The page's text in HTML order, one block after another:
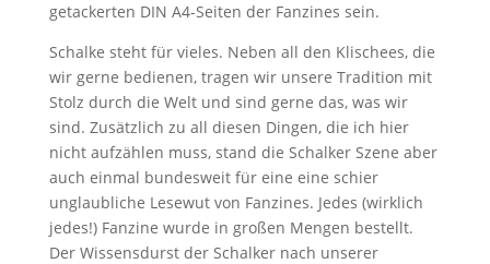
getackerten DIN A4-Seiten der Fanzines sein.
Schalke steht für vieles. Neben all den Klischees, die
wir gerne bedienen, tragen wir unsere Tradition mit
Stolz durch die Welt und sind gerne das, was wir
sind. Zusätzlich zu all diesen Dingen, die ich hier
nicht aufzählen muss, stand die Schalker Szene aber
auch einmal bundesweit für eine eine schier
unglaubliche Lesewut von Fanzines. Jedes (wirklich
jedes!) Fanzine wurde in großen Mengen bestellt.
Der Wissensdurst der Schalker nach unserer